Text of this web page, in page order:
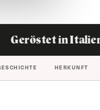
KAPS. 100 KAPS.
in Italien ·
HERKUNFT